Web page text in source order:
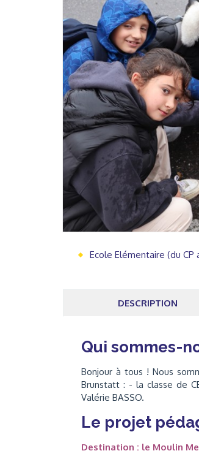
Ecole Elémentaire (du CP
DESCRIPTION
Qui sommes-
Bonjour à tous ! Nous
Brunstatt : - la classe de
Valérie BASSO.
Le projet
Destination : le Moulin